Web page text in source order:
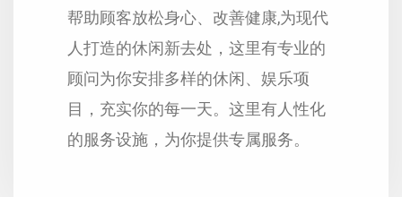
帮助顾客放松身心、改善健康,为现代
人打造的休闲新去处，这里有专业的
顾问为你安排多样的休闲、娱乐项
目，充实你的每一天。这里有人性化
的服务设施，为你提供专属服务。